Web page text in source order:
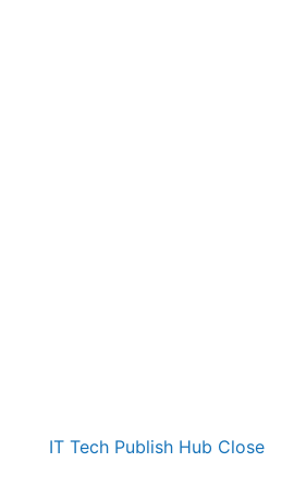
IT Tech Publish Hub Close